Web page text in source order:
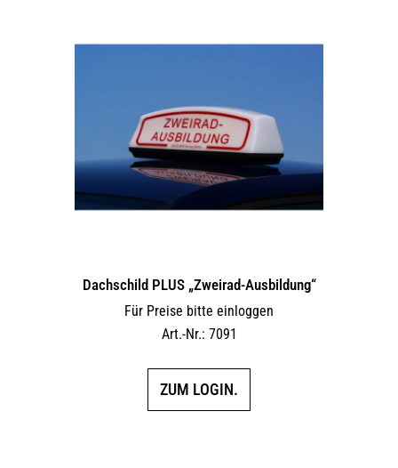
Dachschild PLUS „Zweirad-Ausbildung“
Für Preise bitte einloggen
Art.-Nr.: 7091
ZUM LOGIN.